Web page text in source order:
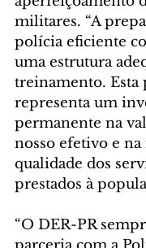
militares. “A
polícia eficiente
uma estrutura
treinamento. Esta
representa um
permanente na
nosso efetivo e
qualidade dos
prestados à
“O DER-PR